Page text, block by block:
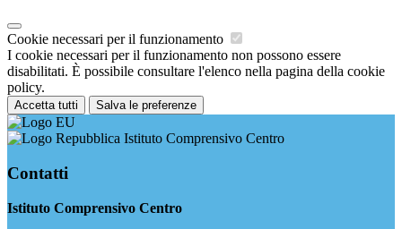
Cookie necessari per il funzionamento
I cookie necessari per il funzionamento non possono essere
disabilitati. È possibile consultare l'elenco nella pagina della cookie
policy.
Accetta tutti Salva le preferenze
Istituto Comprensivo Centro
Contatti
Istituto Comprensivo Centro